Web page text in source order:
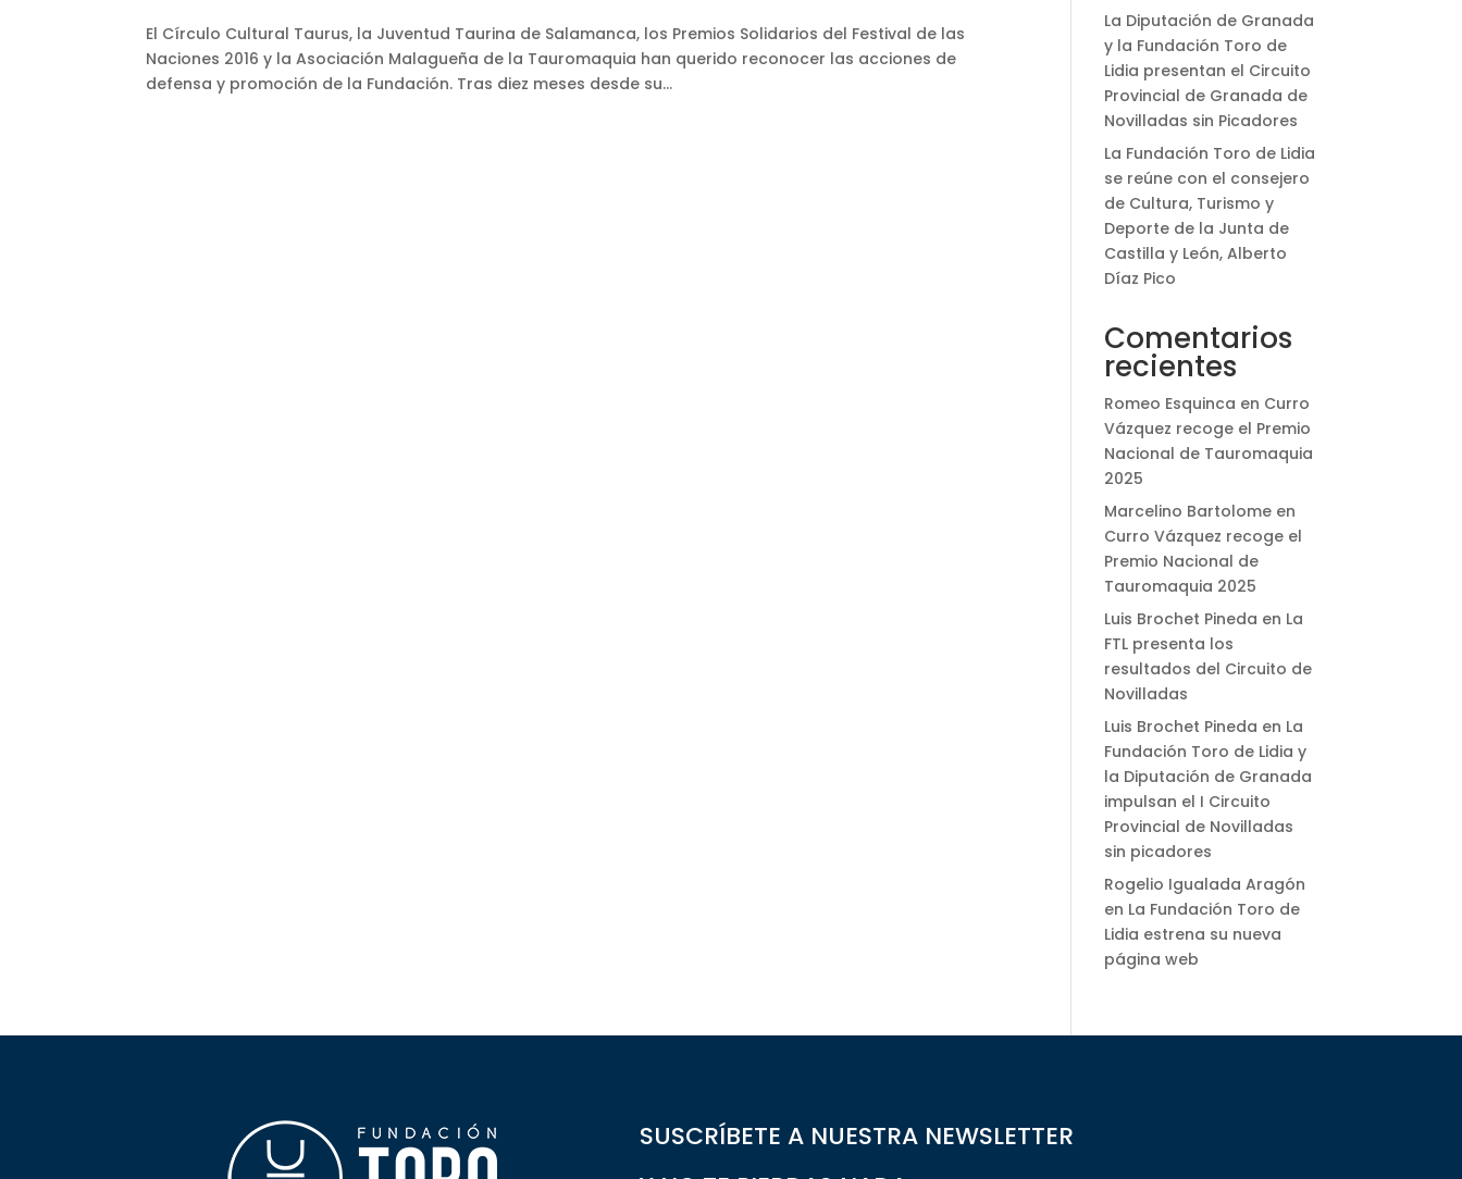
El Círculo Cultural Taurus, la Juventud Taurina de Salamanca, los Premios Solidarios del Festival de las
Naciones 2016 y la Asociación Malagueña de la Tauromaquia han querido reconocer las acciones de
defensa y promoción de la Fundación. Tras diez meses desde su...
La Diputación de Granada
y la Fundación Toro de
Lidia presentan el Circuito
Provincial de Granada de
Novilladas sin Picadores
La Fundación Toro de Lidia
se reúne con el consejero
de Cultura, Turismo y
Deporte de la Junta de
Castilla y León, Alberto
Díaz Pico
Comentarios
recientes
Romeo Esquinca en Curro
Vázquez recoge el Premio
Nacional de Tauromaquia
2025
Marcelino Bartolome en
Curro Vázquez recoge el
Premio Nacional de
Tauromaquia 2025
Luis Brochet Pineda en La
FTL presenta los
resultados del Circuito de
Novilladas
Luis Brochet Pineda en La
Fundación Toro de Lidia y
la Diputación de Granada
impulsan el I Circuito
Provincial de Novilladas
sin picadores
Rogelio Igualada Aragón
en La Fundación Toro de
Lidia estrena su nueva
página web
SUSCRÍBETE A NUESTRA NEWSLETTER